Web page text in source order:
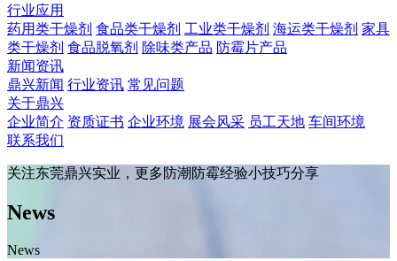
行业应用
药用类干燥剂 食品类干燥剂 工业类干燥剂 海运类干燥剂 家具
类干燥剂 食品脱氧剂 除味类产品 防霉片产品
新闻资讯
鼎兴新闻 行业资讯 常见问题
关于鼎兴
企业简介 资质证书 企业环境 展会风采 员工天地 车间环境
联系我们
关注东莞鼎兴实业，更多防潮防霉经验小技巧分享
News
News